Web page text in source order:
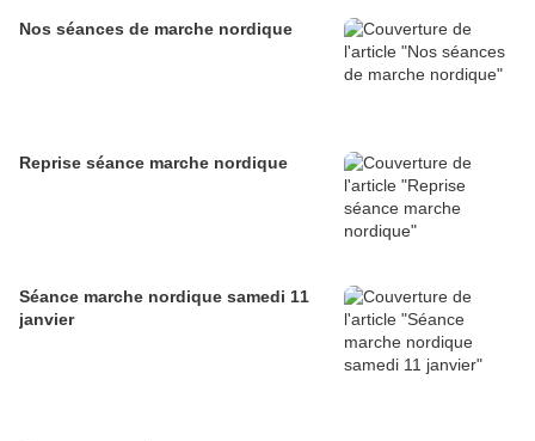
Nos séances de marche nordique
Reprise séance marche nordique
Séance marche nordique samedi 11
janvier